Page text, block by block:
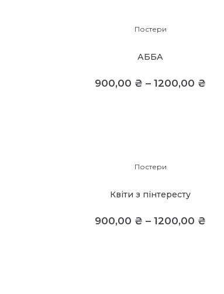
Постери
АББА
900,00 ₴ –1200,00 ₴
Постери
Квіти з пінтересту
900,00 ₴ –1200,00 ₴